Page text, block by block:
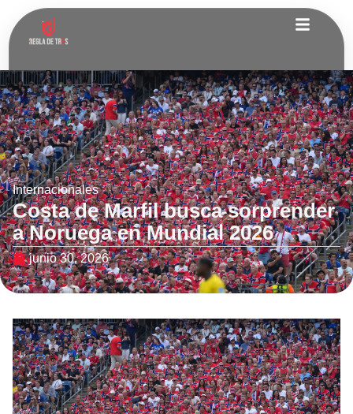
Internacionales
Costa de Marfil busca sorprender
a Noruega en Mundial 2026
junio 30, 2026